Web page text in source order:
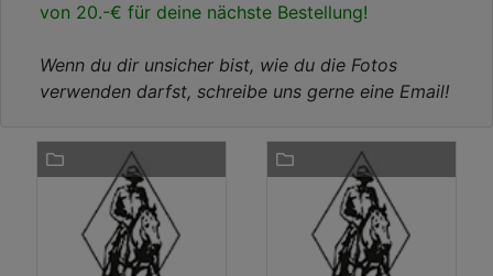
von 20.-€ für deine nächste Bestellung!
Wenn du dir unsicher bist, wie du die Fotos
verwenden darfst, schreibe uns gerne eine Email!